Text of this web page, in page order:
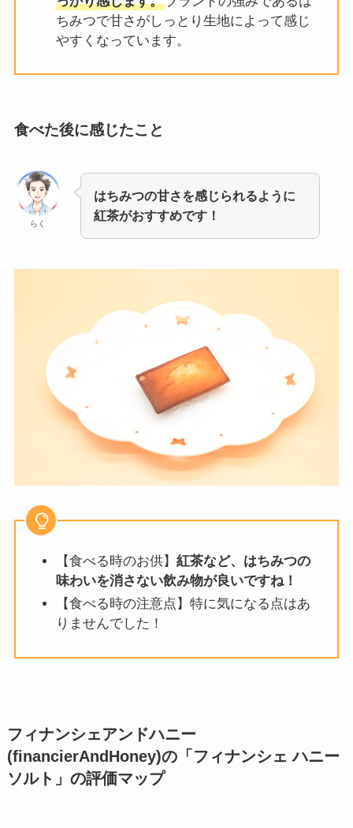
ちみつで甘さがしっとり生地によって感じ
やすくなっています。
食べた後に感じたこと
らく
はちみつの甘さを感じられるように
紅茶がおすすめです！
【食べる時のお供】 紅茶など、はちみつの
味わいを消さない飲み物が良いですね！
【食べる時の注意点】特に気になる点はあ
りませんでした！
フィナンシェアンドハニー
(financierAndHoney)の「フィナンシェ ハニー
ソルト 」 の評価マップ